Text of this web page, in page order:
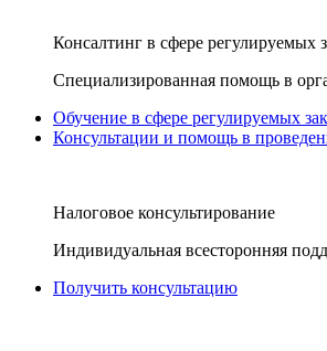
Консалтинг в сфере регулируемых
Специализированная помощь в
Обучение в сфере регулируемых
Консультации и помощь в
Налоговое консультирование
Индивидуальная всесторонняя
Получить консультацию